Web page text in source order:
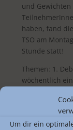
Um dir ein
und
haben, fand
TSO am
Stunde statt!
Themen: 1.
wöchentlich
besser
entrichten?